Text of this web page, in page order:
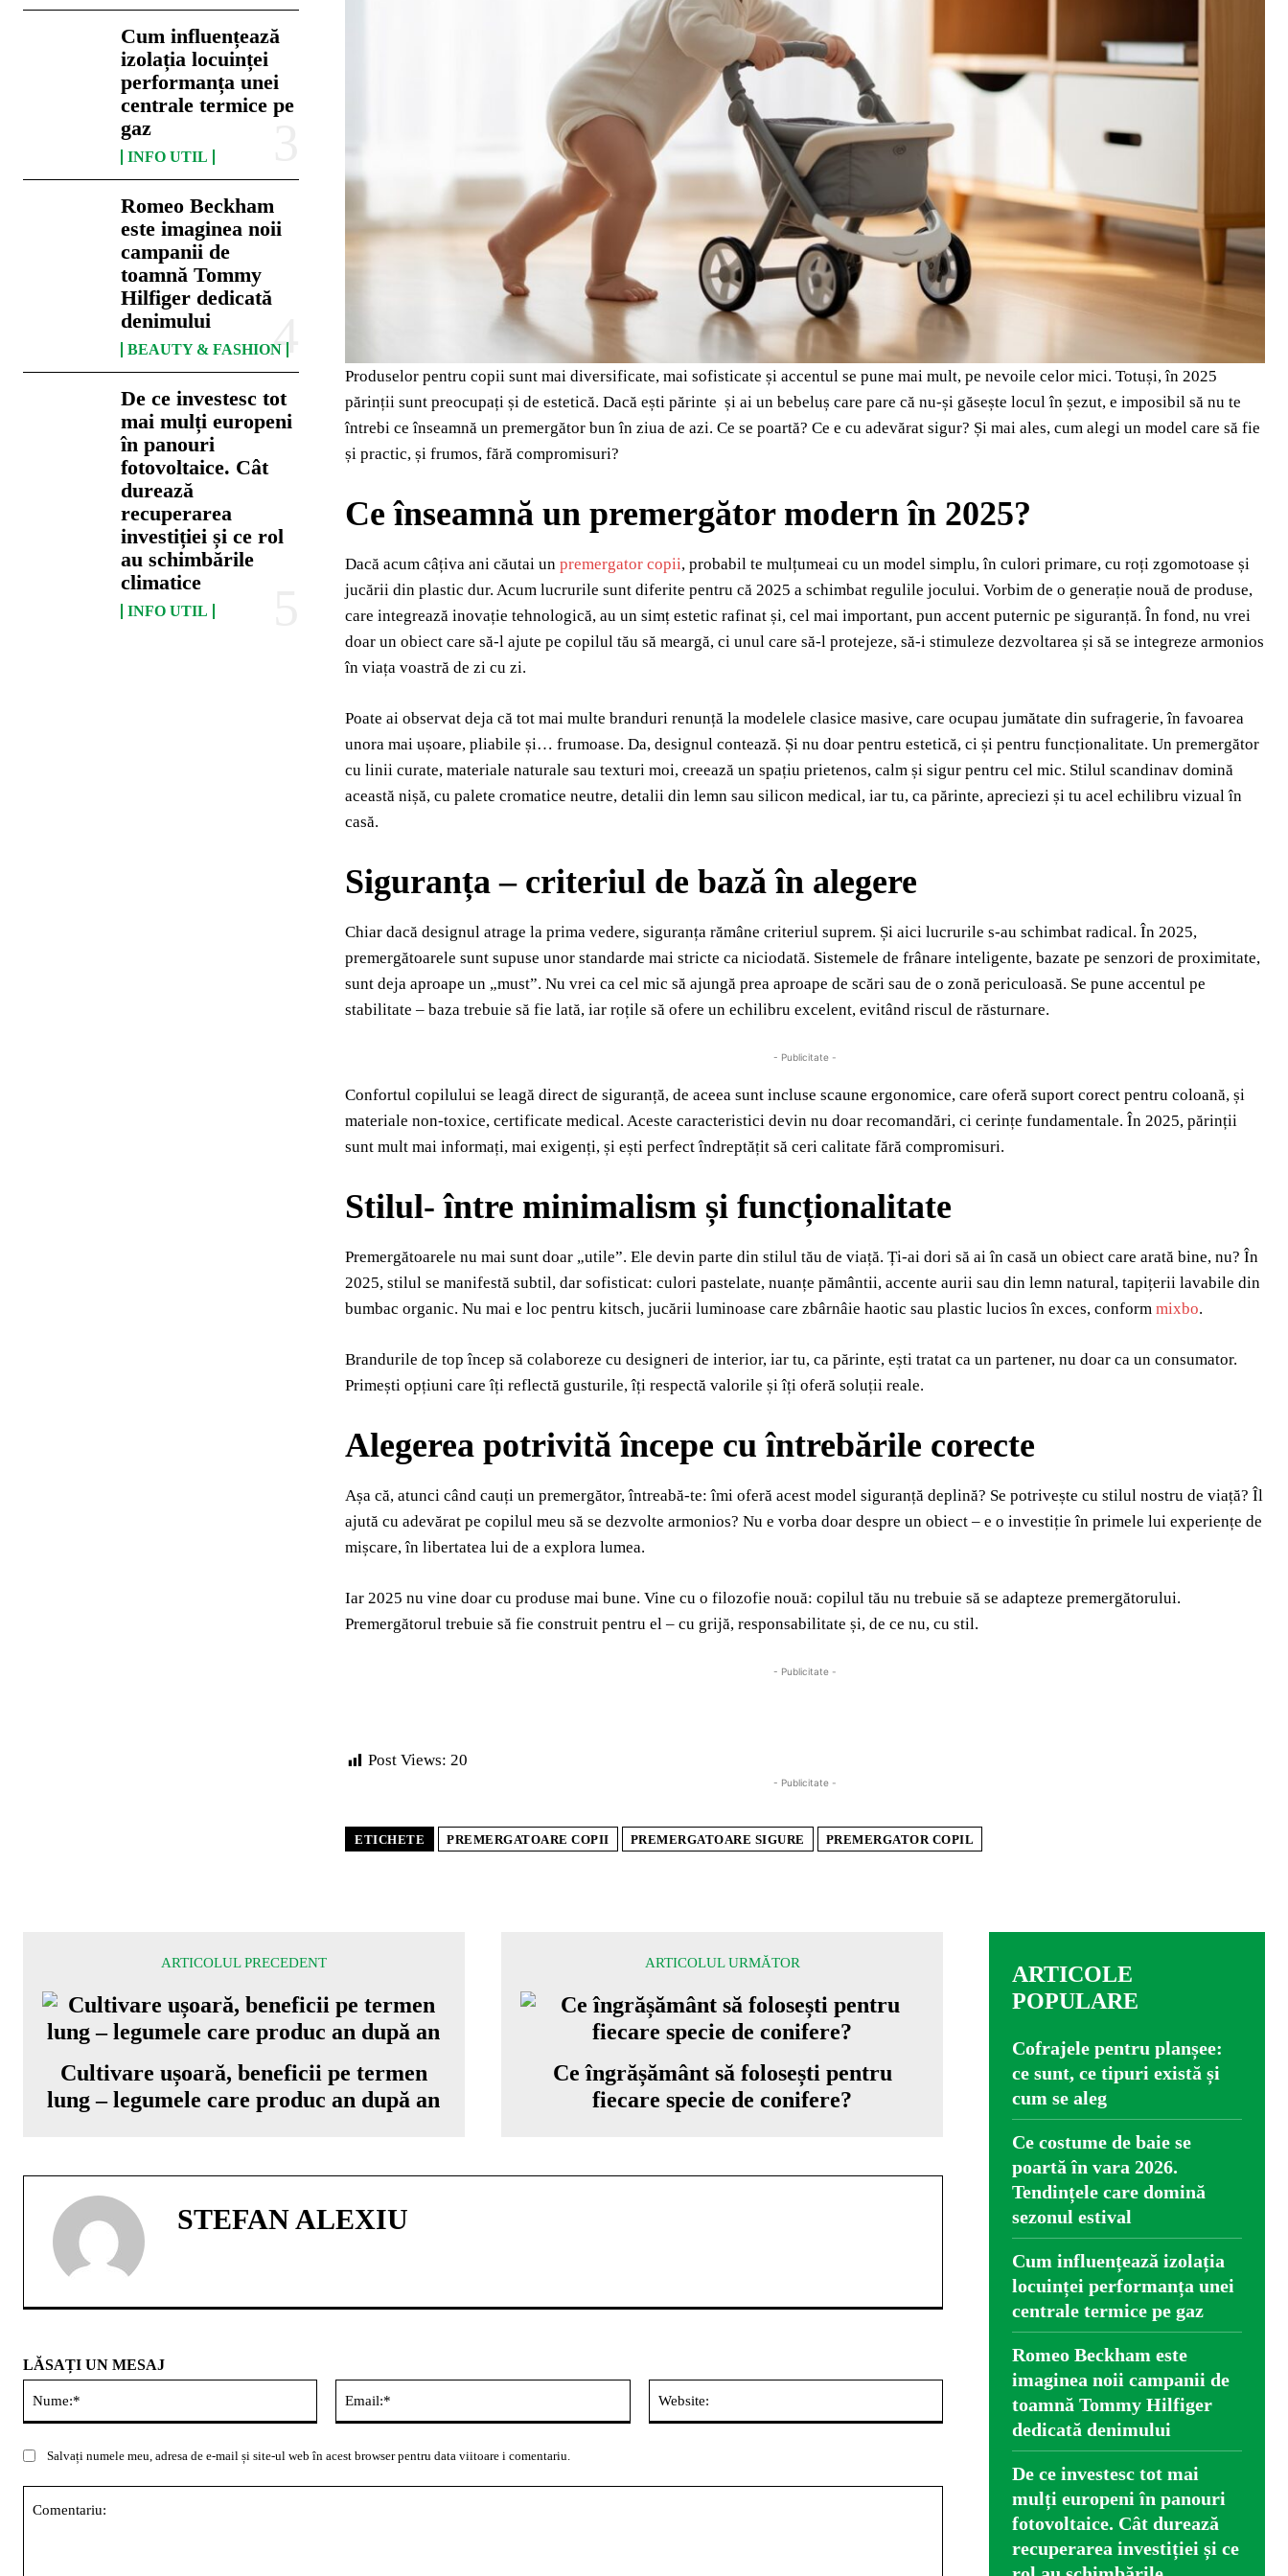
Cum influențează
izolația locuinței
performanța unei
centrale termice pe
gaz
INFO UTIL
Romeo Beckham
este imaginea noii
campanii de
toamnă Tommy
Hilfiger dedicată
denimului
BEAUTY & FASHION
De ce investesc tot
mai mulți europeni
în panouri
fotovoltaice. Cât
durează
recuperarea
investiției și ce rol
au schimbările
climatice
INFO UTIL
Produselor pentru copii sunt mai diversificate, mai sofisticate și accentul se pune mai mult, pe nevoile celor mici. Totuși, în 2025
părinții sunt preocupați și de estetică. Dacă ești părinte și ai un bebeluș care pare că nu-și găsește locul în șezut, e imposibil să nu te
întrebi ce înseamnă un premergător bun în ziua de azi. Ce se poartă? Ce e cu adevărat sigur? Și mai ales, cum alegi un model care să fie
și practic, și frumos, fără compromisuri?
Ce înseamnă un premergător modern în 2025?
Dacă acum câțiva ani căutai un premergator copii, probabil te mulțumeai cu un model simplu, în culori primare, cu roți zgomotoase și
jucării din plastic dur. Acum lucrurile sunt diferite pentru că 2025 a schimbat regulile jocului. Vorbim de o generație nouă de produse,
care integrează inovație tehnologică, au un simț estetic rafinat și, cel mai important, pun accent puternic pe siguranță. În fond, nu vrei
doar un obiect care să-l ajute pe copilul tău să meargă, ci unul care să-l protejeze, să-i stimuleze dezvoltarea și să se integreze armonios
în viața voastră de zi cu zi.
Poate ai observat deja că tot mai multe branduri renunță la modelele clasice masive, care ocupau jumătate din sufragerie, în favoarea
unora mai ușoare, pliabile și… frumoase. Da, designul contează. Și nu doar pentru estetică, ci și pentru funcționalitate. Un premergător
cu linii curate, materiale naturale sau texturi moi, creează un spațiu prietenos, calm și sigur pentru cel mic. Stilul scandinav domină
această nișă, cu palete cromatice neutre, detalii din lemn sau silicon medical, iar tu, ca părinte, apreciezi și tu acel echilibru vizual în
casă.
Siguranța – criteriul de bază în alegere
Chiar dacă designul atrage la prima vedere, siguranța rămâne criteriul suprem. Și aici lucrurile s-au schimbat radical. În 2025,
premergătoarele sunt supuse unor standarde mai stricte ca niciodată. Sistemele de frânare inteligente, bazate pe senzori de proximitate,
sunt deja aproape un „must”. Nu vrei ca cel mic să ajungă prea aproape de scări sau de o zonă periculoasă. Se pune accentul pe
stabilitate – baza trebuie să fie lată, iar roțile să ofere un echilibru excelent, evitând riscul de răsturnare.
- Publicitate -
Confortul copilului se leagă direct de siguranță, de aceea sunt incluse scaune ergonomice, care oferă suport corect pentru coloană, și
materiale non-toxice, certificate medical. Aceste caracteristici devin nu doar recomandări, ci cerințe fundamentale. În 2025, părinții
sunt mult mai informați, mai exigenți, și ești perfect îndreptățit să ceri calitate fără compromisuri.
Stilul- între minimalism și funcționalitate
Premergătoarele nu mai sunt doar „utile”. Ele devin parte din stilul tău de viață. Ți-ai dori să ai în casă un obiect care arată bine, nu? În
2025, stilul se manifestă subtil, dar sofisticat: culori pastelate, nuanțe pământii, accente aurii sau din lemn natural, tapițerii lavabile din
bumbac organic. Nu mai e loc pentru kitsch, jucării luminoase care zbârnâie haotic sau plastic lucios în exces, conform mixbo.
Brandurile de top încep să colaboreze cu designeri de interior, iar tu, ca părinte, ești tratat ca un partener, nu doar ca un consumator.
Primești opțiuni care îți reflectă gusturile, îți respectă valorile și îți oferă soluții reale.
Alegerea potrivită începe cu întrebările corecte
Așa că, atunci când cauți un premergător, întreabă-te: îmi oferă acest model siguranță deplină? Se potrivește cu stilul nostru de viață? Îl
ajută cu adevărat pe copilul meu să se dezvolte armonios? Nu e vorba doar despre un obiect – e o investiție în primele lui experiențe de
mișcare, în libertatea lui de a explora lumea.
Iar 2025 nu vine doar cu produse mai bune. Vine cu o filozofie nouă: copilul tău nu trebuie să se adapteze premergătorului.
Premergătorul trebuie să fie construit pentru el – cu grijă, responsabilitate și, de ce nu, cu stil.
- Publicitate -
Post Views: 20
- Publicitate -
ETICHETE PREMERGATOARE COPII PREMERGATOARE SIGURE PREMERGATOR COPIL
ARTICOLUL PRECEDENT
Cultivare ușoară, beneficii pe termen
lung – legumele care produc an după an
ARTICOLUL URMĂTOR
Ce îngrășământ să folosești pentru
fiecare specie de conifere?
STEFAN ALEXIU
LĂSAȚI UN MESAJ
Salvați numele meu, adresa de e-mail și site-ul web în acest browser pentru data viitoare i comentariu.
ARTICOLE
POPULARE
Cofrajele pentru planșee:
ce sunt, ce tipuri există și
cum se aleg
Ce costume de baie se
poartă în vara 2026.
Tendințele care domină
sezonul estival
Cum influențează izolația
locuinței performanța unei
centrale termice pe gaz
Romeo Beckham este
imaginea noii campanii de
toamnă Tommy Hilfiger
dedicată denimului
De ce investesc tot mai
mulți europeni în panouri
fotovoltaice. Cât durează
recuperarea investiției și ce